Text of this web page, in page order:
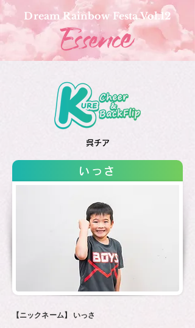
Dream Rainbow Festa Vol.12
呉チア
いっさ
【ニックネーム】 いっさ